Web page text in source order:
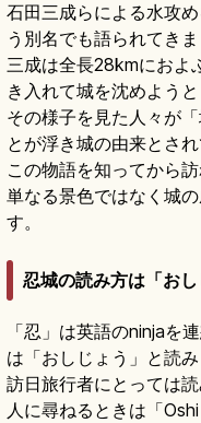
石田三成らによる水攻
う別名でも語られてきま
三成は全長28kmにおよ
き入れて城を沈めよう
その様子を見た人々が
とが浮き城の由来とされ
この物語を知ってから
単なる景色ではなく城
す。
忍城の読み方は「おし
「忍」は英語のninjaを
は「おしじょう」と読み
訪日旅行者にとっては
人に尋ねるときは「